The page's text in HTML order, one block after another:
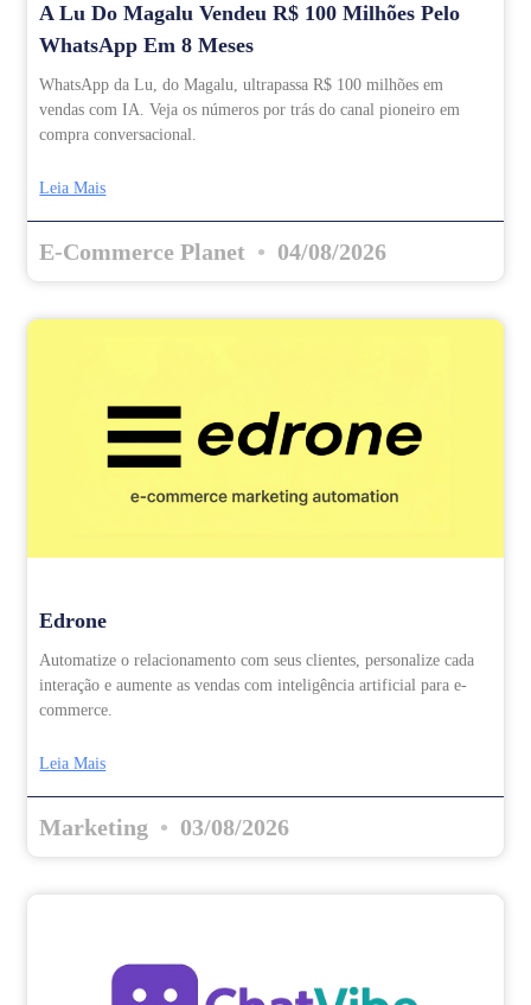
A Lu Do Magalu Vendeu R$ 100 Milhões Pelo
WhatsApp Em 8 Meses
WhatsApp da Lu, do Magalu, ultrapassa R$ 100 milhões em
vendas com IA. Veja os números por trás do canal pioneiro em
compra conversacional.
Leia Mais
E-Commerce Planet 04/08/2026
Edrone
Automatize o relacionamento com seus clientes, personalize cada
interação e aumente as vendas com inteligência artificial para e-
commerce.
Leia Mais
Marketing 03/08/2026